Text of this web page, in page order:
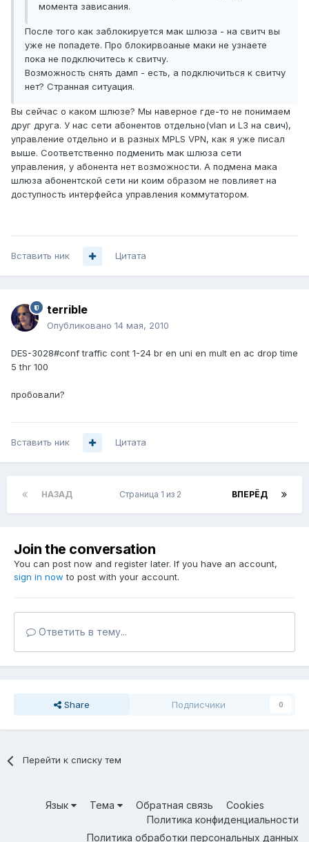
момента зависания.
После того как заблокируется мак шлюза - на свитч вы
уже не попадете. Про блокирвоаные маки не узнаете
пока не подключитесь к свитчу.
Возможность снять дамп - есть, а подключиться к свитчу
нет? Странная ситуация.
Вы сейчас о каком шлюзе? Мы наверное где-то не понимаем
друг друга. У нас сети абонентов отдельно(vlan и L3 на свич),
управление отдельно и в разных MPLS VPN, как я уже писал
выше. Соответственно подменить мак шлюза сети
управления, у абонента нет возможности. А подмена мака
шлюза абонентской сети ни коим образом не повлияет на
доступность интерфейса управления коммутатором.
Вставить ник Цитата
terrible
Опубликовано 14 мая, 2010
DES-3028#conf traffic cont 1-24 br en uni en mult en ac drop time
5 thr 100
пробовали?
Вставить ник Цитата
НАЗАД ВПЕРЁД
Страница 1 из 2
Join the conversation
You can post now and register later. If you have an account,
sign in now to post with your account.
Ответить в тему...
Share Подписчики 0
Перейти к списку тем
Язык Тема Обратная связь
Cookies
Политика конфиденциальности
Политика обработки персональных данных